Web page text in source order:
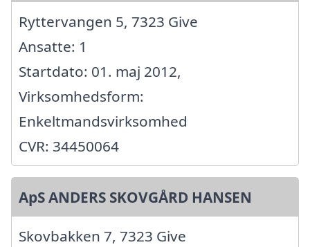
Ryttervangen 5, 7323 Give
Ansatte: 1
Startdato: 01. maj 2012,
Virksomhedsform:
Enkeltmandsvirksomhed
CVR: 34450064
ApS ANDERS SKOVGÅRD HANSEN
Skovbakken 7, 7323 Give